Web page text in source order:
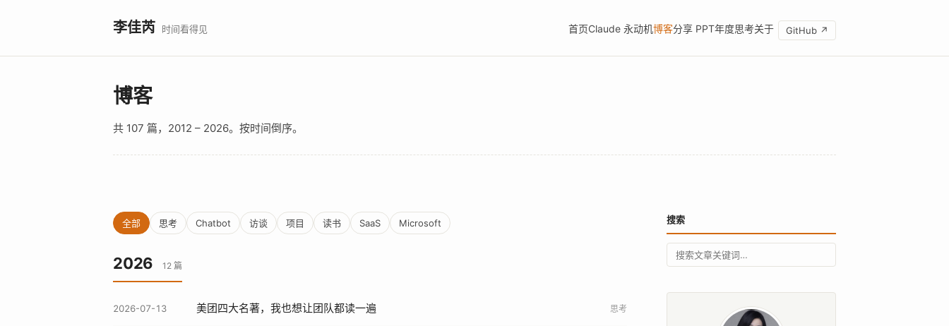
李佳芮 时间看得见 首页Claude 永动机博客分享 PPT年度思考关于 GitHub ↗
博客
共 107 篇，2012 – 2026。按时间倒序。
全部 思考 Chatbot 访谈 项目 读书 SaaS Microsoft
2026 12 篇
2026-07-13 美团四大名著，我也想让团队都读一遍 思考
搜索